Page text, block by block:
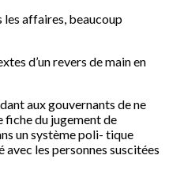
les affaires, beaucoup
d’un revers de main en
aux gouvernants de ne
fiche du jugement de
un système poli- tique
les personnes suscitées